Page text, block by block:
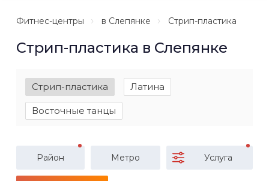
Фитнес-центры в Слепянке Стрип-пластика
Стрип-пластика в Слепянке
Стрип-пластика Латина
Восточные танцы
Район Метро Услуга